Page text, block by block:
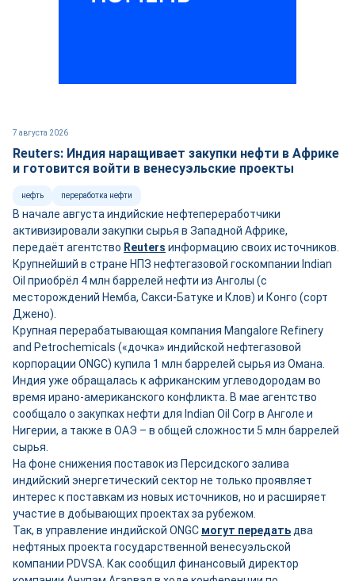
7 августа 2026
Reuters: Индия наращивает закупки нефти в Африке
и готовится войти в венесуэльские проекты
нефть переработка нефти
В начале августа индийские нефтепереработчики
активизировали закупки сырья в Западной Африке,
передаёт агентство Reuters информацию своих источников.
Крупнейший в стране НПЗ нефтегазовой госкомпании Indian
Oil приобрёл 4 млн баррелей нефти из Анголы (с
месторождений Немба, Сакси-Батуке и Клов) и Конго (сорт
Джено).
Крупная перерабатывающая компания Mangalore Refinery
and Petrochemicals («дочка» индийской нефтегазовой
корпорации ONGC) купила 1 млн баррелей сырья из Омана.
Индия уже обращалась к африканским углеводородам во
время ирано-американского конфликта. В мае агентство
сообщало о закупках нефти для Indian Oil Corp в Анголе и
Нигерии, а также в ОАЭ – в общей сложности 5 млн баррелей
сырья.
На фоне снижения поставок из Персидского залива
индийский энергетический сектор не только проявляет
интерес к поставкам из новых источников, но и расширяет
участие в добывающих проектах за рубежом.
Так, в управление индийской ONGC могут передать два
нефтяных проекта государственной венесуэльской
компании PDVSA. Как сообщил финансовый директор